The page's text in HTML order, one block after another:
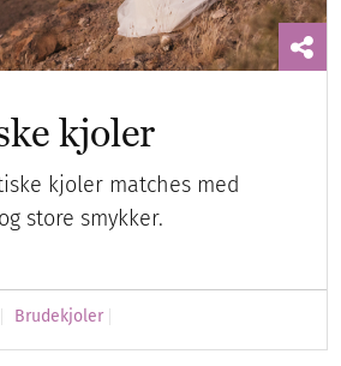
kjoler
kjoler matches med
store smykker.
Brudekjoler